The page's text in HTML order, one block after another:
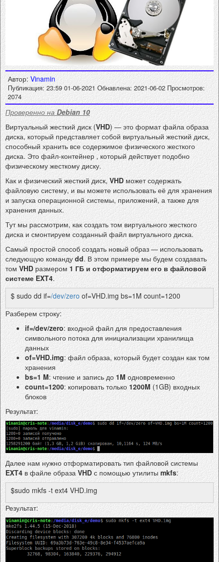
Автор:Vinamin
Публикация: 23:59 01-06-2021Обнавлена: 2021-06-02 Просмотров:
2074
Проверенно наDebian 10
Виртуальный жесткий диск (VHD) — это формат файла образа
диска, который представляет собой виртуальный жесткий диск,
способный хранить все содержимое физического жесткого
диска. Это файл-контейнер , который действует подобно
физическому жесткому диску.
Как и физический жесткий диск,VHDможет содержать
файловую систему, и вы можете использовать её для хранения
и запуска операционной системы, приложений, а также для
хранения данных.
Тут мы рассмотрим, как создать том виртуального жесткого
диска и смонтируем созданный файл виртуального диска.
Самый простой способ создать новый образ — использовать
следующую командуdd. В этом примере мы будем создавать
томVHDразмером1 ГБи отформатируем его в файловой
системе EXT4.
$ sudo dd if=/dev/zero of=VHD.img bs=1M count=1200
Разберем строку:
if=/dev/zero: входной файл для предоставления
символьного потока для инициализации хранилища
данных
of=VHD.img: файл образа, который будет создан как том
хранения
bs=1 M: чтение и запись до1Mодновременно
count=1200: копировать только1200M(1GB) входных
блоков
Результат:
Далее нам нужно отформатировать тип файловой системы
EXT4в файле образаVHDс помощью утилитыmkfs:
$sudo mkfs -t ext4 VHD.img
Результат: